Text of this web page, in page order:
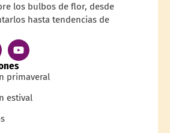
los bulbos de flor, desde
hasta tendencias de
primaveral
estival